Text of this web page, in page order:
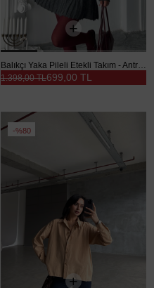
Balıkçı Yaka Pileli Etekli Takım - Antrasit
699,00 TL
1.398,00 TL
%80